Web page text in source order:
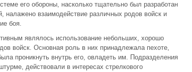
его обороны, насколько тщательно был разработан
налажено взаимодействие различных родов войск и
боя.
являлось использование небольших, хорошо
войск. Основная роль в них принадлежала пехоте,
проникнуть внутрь его, овладеть им. Подразделения
действовали в интересах стрелкового